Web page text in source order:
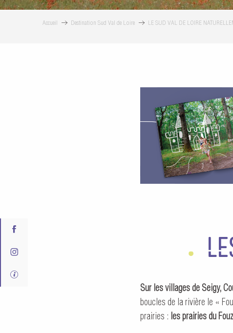
Accueil Destination Sud Val de Loire LE SUD VAL DE LOIRE
Sur les villages de Seigy,
boucles de la rivière le «
prairies : les prairies du